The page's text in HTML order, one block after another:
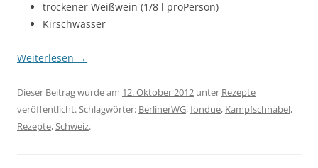
trockener Weißwein (1/8 l proPerson)
Kirschwasser
Weiterlesen →
Dieser Beitrag wurde am 12. Oktober 2012 unter Rezepte
veröffentlicht. Schlagwörter: BerlinerWG,fondue, Kampfschnabel,
Rezepte,Schweiz.